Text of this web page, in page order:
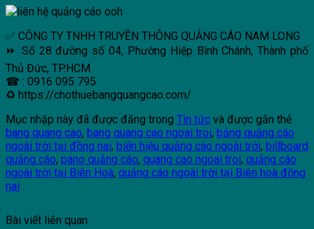
✅ CÔNG TY TNHH TRUYỀN THÔNG QUẢNG CÁO NAM LONG
⏩ Số 28 đường số 04, Phường Hiệp Bình Chánh, Thành phố
Thủ Đức, TP.HCM
☎ : 0916 095 795
♻ https://chothuebangquangcao.com/
Mục nhập này đã được đăng trong Tin tức và được gắn thẻ
bang quang cao, bang quang cao ngoai troi, bảng quảng cáo
ngoài trời tại đồng nai, biển hiệu quảng cáo ngoài trời, billboard
quảng cáo, pano quảng cáo, quang cao ngoai troi, quảng cáo
ngoài trời tại Biên Hoà, quảng cáo ngoài trời tại Biên hoà đồng
nai
Bài viết liên quan